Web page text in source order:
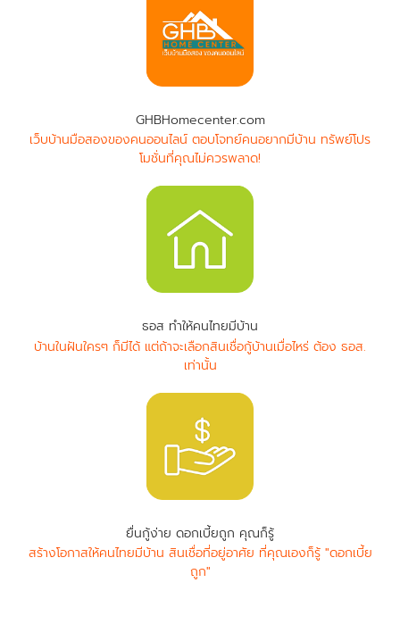
GHBHomecenter.com
เว็บบ้านมือสองของคนออนไลน์ ตอบโจทย์คนอยากมีบ้าน ทรัพย์โปร
โมชั่นที่คุณไม่ควรพลาด!
ธอส ทำให้คนไทยมีบ้าน
บ้านในฝันใครๆ ก็มีได้ แต่ถ้าจะเลือกสินเชื่อกู้บ้านเมื่อไหร่ ต้อง ธอส.
เท่านั้น
ยื่นกู้ง่าย ดอกเบี้ยถูก คุณก็รู้
สร้างโอกาสให้คนไทยมีบ้าน สินเชื่อที่อยู่อาศัย ที่คุณเองก็รู้ "ดอกเบี้ย
ถูก"